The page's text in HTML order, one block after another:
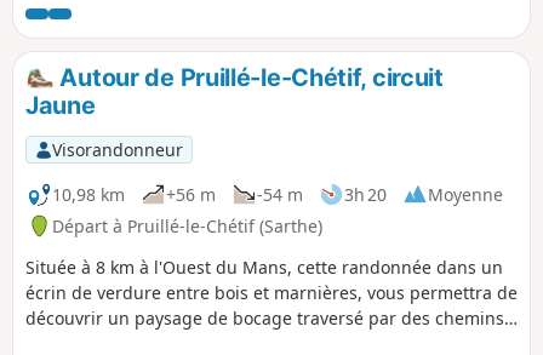
Ce parcours en boucle vous permettra
de découvrir le cœur de bourg (église
du XIIe siècle), le fameux Chemin
Botanique, complété par d’autres
portions de sentiers pédestres
remarquables présents sur la
commune : chemins creux, anciennes
marnières, haies protégées, arbres
têtard, etc.
Autour de Pruillé-le-Chétif, circuit
Jaune
Visorandonneur
10,98 km
+56 m -54 m 3h 20
Moyenne
Départ à Pruillé-le-Chétif (Sarthe)
Située à 8 km à l'Ouest du Mans, cette randonnée dans un
écrin de verdure entre bois et marnières, vous permettra de
découvrir un paysage de bocage traversé par des chemins